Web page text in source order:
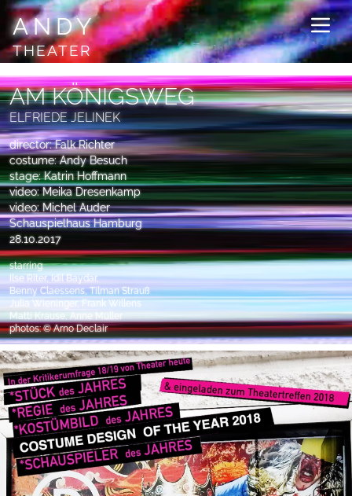
ANDY
THEATER
AM KÖNIGSWEG
ELFRIEDE JELINEK
director: Falk Richter
costume: Andy Besuch
stage: Katrin Hoffmann
video: Meika Dresenkamp
video: Michel Auder
Schauspielhaus Hamburg
28.10.2017
starring
Ilse Riter, Idil Baydar,
Benny Claessens, Tilman Strauß
Julia Wieninger, Frank Willens
Matti Krause, Anne Müller
photos: © Arno Declair